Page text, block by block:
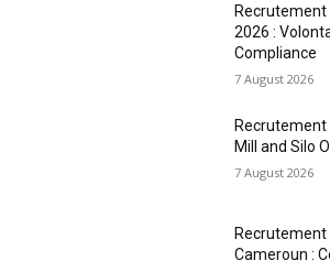
Recrutement
2026 :
Compliance
7 August 2026
Recrutement
Mill and Silo
7 August 2026
Recrutement
Cameroun :